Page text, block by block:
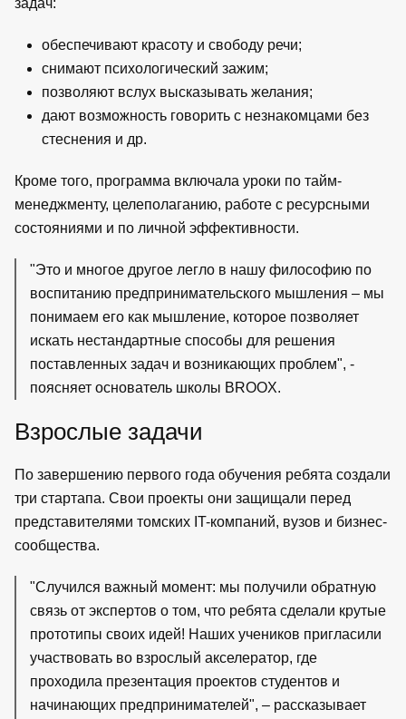
задач:
обеспечивают красоту и свободу речи;
снимают психологический зажим;
позволяют вслух высказывать желания;
дают возможность говорить с незнакомцами без
стеснения и др.
Кроме того, программа включала уроки по тайм-
менеджменту, целеполаганию, работе с ресурсными
состояниями и по личной эффективности.
"Это и многое другое легло в нашу философию по
воспитанию предпринимательского мышления – мы
понимаем его как мышление, которое позволяет
искать нестандартные способы для решения
поставленных задач и возникающих проблем", -
поясняет основатель школы BROOX.
Взрослые задачи
По завершению первого года обучения ребята создали
три стартапа. Свои проекты они защищали перед
представителями томских IT-компаний, вузов и бизнес-
сообщества.
"Случился важный момент: мы получили обратную
связь от экспертов о том, что ребята сделали крутые
прототипы своих идей! Наших учеников пригласили
участвовать во взрослый акселератор, где
проходила презентация проектов студентов и
начинающих предпринимателей", – рассказывает